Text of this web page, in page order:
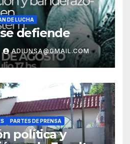
DE LUCHA
defiende
ADIUNSA@GMAIL.COM
PARTES DE PRENSA
política y